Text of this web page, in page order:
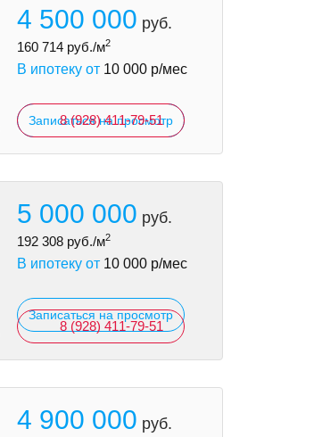
4 500 000 руб.
160 714 руб./м2
В ипотеку от 10 000 р/мес
Записаться на просмотр
8 (928) 411-79-51
5 000 000 руб.
192 308 руб./м2
В ипотеку от 10 000 р/мес
Записаться на просмотр
8 (928) 411-79-51
4 900 000 руб.